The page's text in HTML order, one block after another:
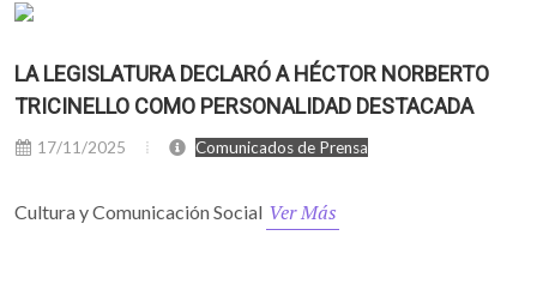
LA LEGISLATURA DECLARÓ A HÉCTOR NORBERTO
TRICINELLO COMO PERSONALIDAD DESTACADA
17/11/2025 Comunicados de Prensa
Cultura y Comunicación Social Ver Más